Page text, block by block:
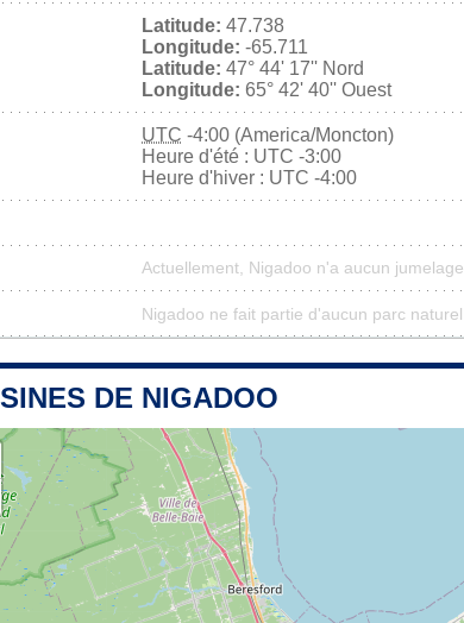
Latitude: 47.738
Longitude: -65.711
Latitude: 47° 44' 17'' Nord
Longitude: 65° 42' 40'' Ouest
UTC -4:00 (America/Moncton)
Heure d'été : UTC -3:00
Heure d'hiver : UTC -4:00
Actuellement, Nigadoo n'a aucun jumelage
Nigadoo ne fait partie d'aucun parc naturel
DE NIGADOO